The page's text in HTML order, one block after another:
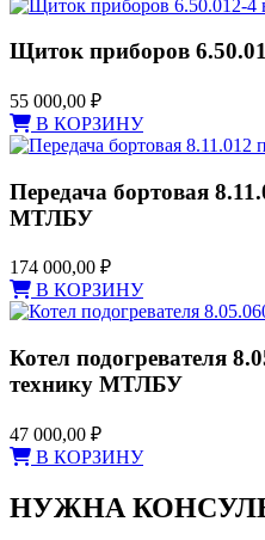
Щиток приборов
55 000,00 ₽
В КОРЗИНУ
Передача бортовая
МТЛБУ
174 000,00 ₽
В КОРЗИНУ
Котел подогревателя
технику МТЛБУ
47 000,00 ₽
В КОРЗИНУ
НУЖНА